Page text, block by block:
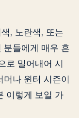
, 노란색, 또는
분들에게 매우 흔
로 밀어내어 시
나 윈터 시즌이
이렇게 보일 가